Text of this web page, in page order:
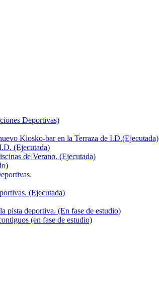
Deportivas)
Kiosko-bar en la Terraza de I.D.(Ejecutada)
(Ejecutada)
de Verano. (Ejecutada)
(Ejecutada)
pista deportiva. (En fase de estudio)
(en fase de estudio)